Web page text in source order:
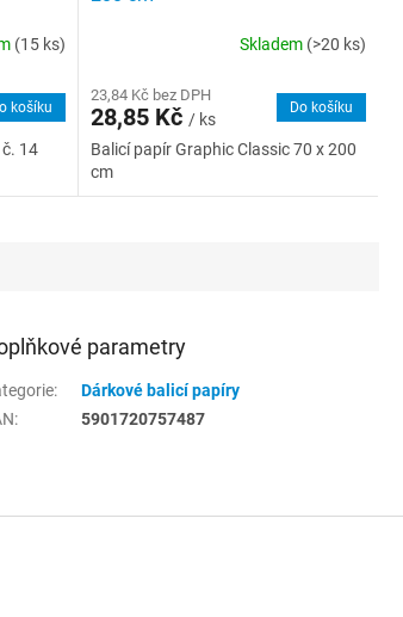
(15 ks)
košíku
14
Skladem (>20 ks)
23,84 Kč bez DPH
28,85 Kč / ks
Do košíku
Balicí papír Graphic Classic 70 x 200
cm
parametry
:
Dárkové balicí papíry
: 5901720757487